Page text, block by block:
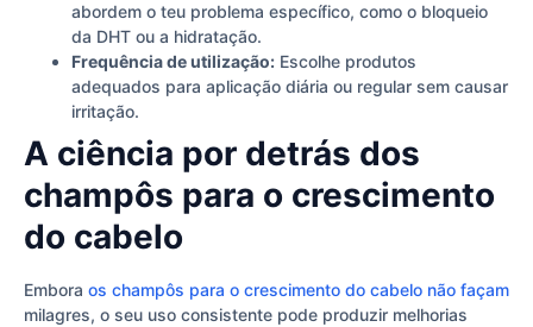
abordem o teu problema específico, como o bloqueio
da DHT ou a hidratação.
Frequência de utilização: Escolhe produtos
adequados para aplicação diária ou regular sem causar
irritação.
A ciência por detrás dos
champôs para o crescimento
do cabelo
Embora os champôs para o crescimento do cabelo não façam
milagres, o seu uso consistente pode produzir melhorias